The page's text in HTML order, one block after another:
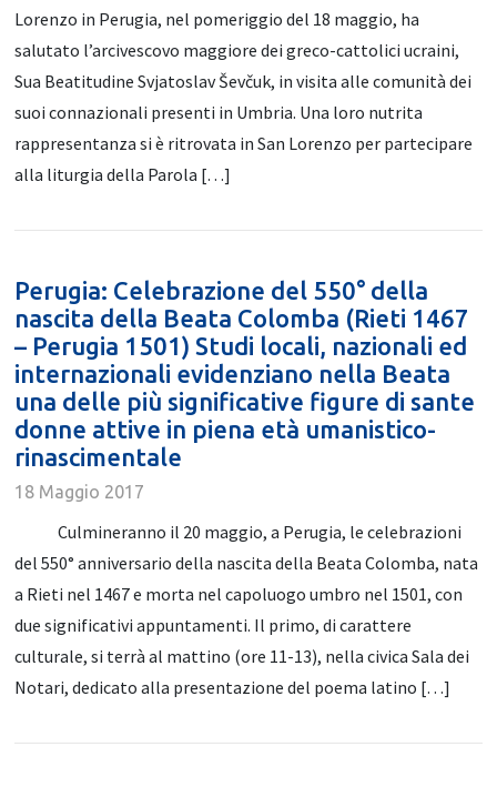
Lorenzo in Perugia, nel pomeriggio del 18 maggio, ha
salutato l’arcivescovo maggiore dei greco-cattolici ucraini,
Sua Beatitudine Svjatoslav Ševčuk, in visita alle comunità dei
suoi connazionali presenti in Umbria. Una loro nutrita
rappresentanza si è ritrovata in San Lorenzo per partecipare
alla liturgia della Parola […]
Perugia: Celebrazione del 550° della
nascita della Beata Colomba (Rieti 1467
– Perugia 1501) Studi locali, nazionali ed
internazionali evidenziano nella Beata
una delle più significative figure di sante
donne attive in piena età umanistico-
rinascimentale
18 Maggio 2017
Culmineranno il 20 maggio, a Perugia, le celebrazioni
del 550° anniversario della nascita della Beata Colomba, nata
a Rieti nel 1467 e morta nel capoluogo umbro nel 1501, con
due significativi appuntamenti. Il primo, di carattere
culturale, si terrà al mattino (ore 11-13), nella civica Sala dei
Notari, dedicato alla presentazione del poema latino […]